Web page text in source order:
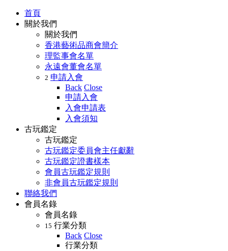
首頁
關於我們
關於我們
香港藝術品商會簡介
理監事會名單
永遠會董會名單
2 申請入會
Back Close
申請入會
入會申請表
入會須知
古玩鑑定
古玩鑑定
古玩鑑定委員會主任獻辭
古玩鑑定證書樣本
會員古玩鑑定規則
非會員古玩鑑定規則
聯絡我們
會員名錄
會員名錄
15 行業分類
Back Close
行業分類